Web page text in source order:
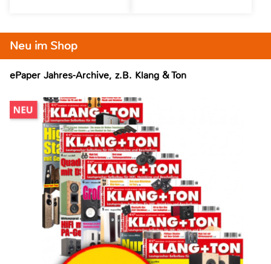
Neu im Shop
ePaper Jahres-Archive, z.B. Klang & Ton